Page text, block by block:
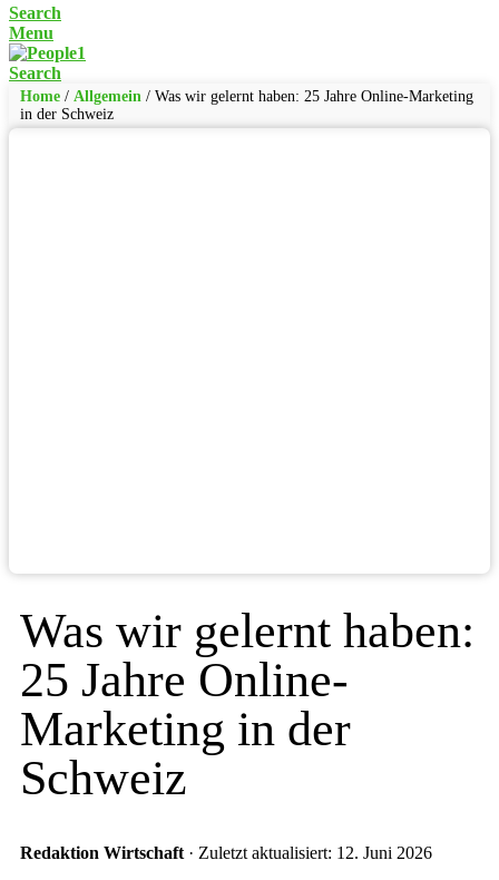
Search
Menu
Search
Home / Allgemein / Was wir gelernt haben: 25 Jahre Online-Marketing
in der Schweiz
Was wir gelernt haben:
25 Jahre Online-
Marketing in der
Schweiz
Redaktion Wirtschaft · Zuletzt aktualisiert: 12. Juni 2026